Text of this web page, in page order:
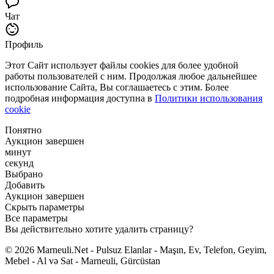
Чат
Профиль
Этот Сайт использует файлы cookies для более удобной
работы пользователей с ним. Продолжая любое дальнейшее
использование Сайта, Вы соглашаетесь с этим. Более
подробная информация доступна в Политики использования
cookie
Понятно
Аукцион завершен
минут
секунд
Выбрано
Добавить
Аукцион завершен
Скрыть параметры
Все параметры
Вы действительно хотите удалить страницу?
© 2026 Marneuli.Net - Pulsuz Elanlar - Maşın, Ev, Telefon, Geyim,
Mebel - Al və Sat - Marneuli, Gürcüstan